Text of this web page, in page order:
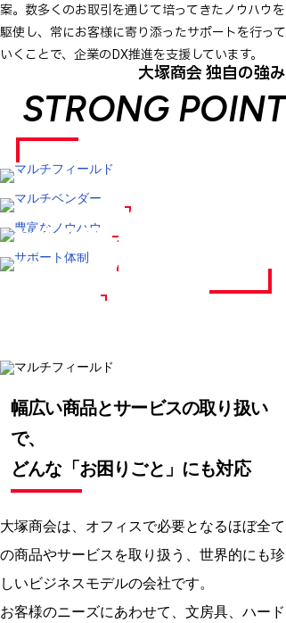
案。数多くのお取引を通じて培ってきたノウハウを
駆使し、常にお客様に寄り添ったサポートを行って
いくことで、企業のDX推進を支援しています。
大塚商会 独自の強み
STRONG POINT
MULTI FIELD
マルチフィールド
MULTI VENDOR
マルチベンダー
KNOW-HOW
豊富なノウハウ
SUPPORT
MULTI FIELD
マルチフィールド
幅広い商品とサービスの取り扱い
で、
どんな「お困りごと」にも対応
大塚商会は、オフィスで必要となるほぼ全て
の商品やサービスを取り扱う、世界的にも珍
しいビジネスモデルの会社です。
お客様のニーズにあわせて、文房具、ハード